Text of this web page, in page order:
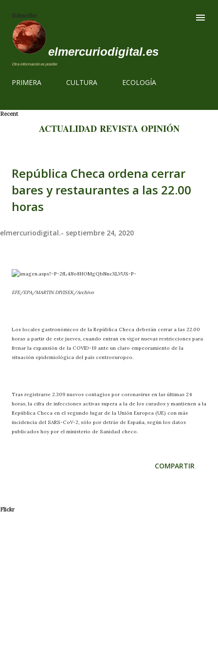
Subscribe
elmercuriodigital.es
Otra información es posible
PRIMERA CULTURA ECOLOGÍA
Recent
ACTUALIDAD REVISTA OPINIÓN
República Checa ordena cerrar
bares y restaurantes a las 22.00
horas
elmercuriodigital.- septiembre 24, 2020
EFE/EPA/MARTIN DIVISEK/Archivo
Los locales gastronómicos de la República Checa deberán cerrar a las 22.00
horas a partir de este jueves, cuando entran en vigor nuevas restricciones para
frenar la expansión de la COVID-19 ante un claro empeoramiento de la
situación epidemiológica del país centroeuropeo.
Tras registrarse 2.309 nuevos contagios por coronavirus en las últimas 24
horas, la cifra de infecciones activas supera a la de los curados y mantienen a la
República Checa en el segundo lugar de la Unión Europea (UE) con más
incidencia del SARS-CoV-2, sólo por detrás de España, según los datos
publicados hoy por el ministerio de Sanidad checo.
COMPARTIR
Flickr